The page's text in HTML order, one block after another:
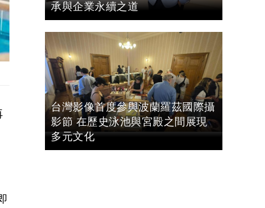
承與企業永續之道
台灣影像首度參與波蘭羅茲國際攝
影節 在歷史泳池與宮殿之間展現
多元文化